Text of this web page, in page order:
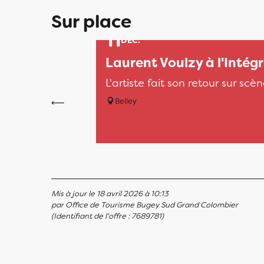
Sur place
11DÉC.
Laurent Voulzy à
L'artiste fait son retour sur
Belley
Mis à jour le 18 avril 2026 à 10:13
par Office de Tourisme Bugey Sud Grand Colombier
(Identifiant de l'offre :7689781)